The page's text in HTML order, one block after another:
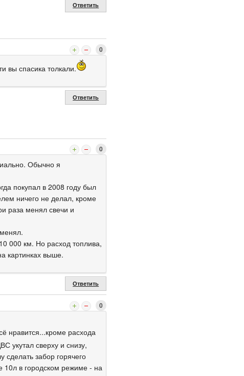
Ответить
0
вы спасика толкали.
Ответить
0
Обычно я
покупал в 2008 году был
ничего не делал, кроме
раза менял свечи и
000 км. Но расход топлива,
картинках выше.
Ответить
0
нравится...кроме расхода
укутал сверху и снизу,
забор горячего
10л в городском режиме - на